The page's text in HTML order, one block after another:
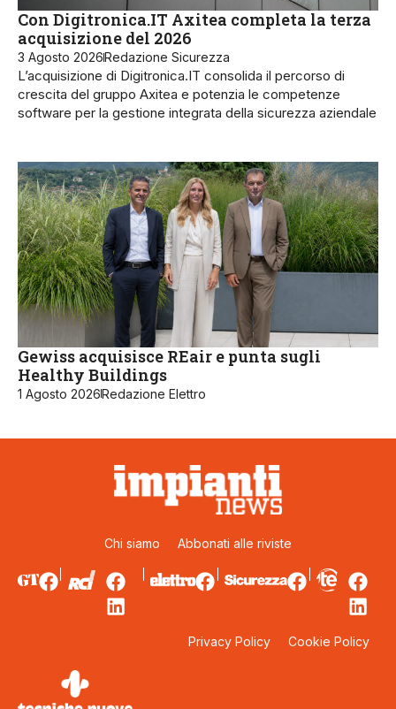
Con Digitronica.IT Axitea completa la terza
acquisizione del 2026
3 Agosto 2026Redazione Sicurezza
L’acquisizione di Digitronica.IT consolida il percorso di
crescita del gruppo Axitea e potenzia le competenze
software per la gestione integrata della sicurezza aziendale
Gewiss acquisisce REair e punta sugli
Healthy Buildings
1 Agosto 2026Redazione Elettro
Chi siamo Abbonati alle riviste
Privacy Policy Cookie Policy